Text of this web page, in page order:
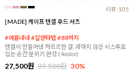
리뷰:105
[MADE] 케이프 텐셀 후드 셔츠
#여름내내 #살안타템 #88까지
텐셀이 만들어낸 차르르한 결, 과하지 않은 시스루로
입는 순간 분위기 완성 (4color)
27,500원 39,500원 30%